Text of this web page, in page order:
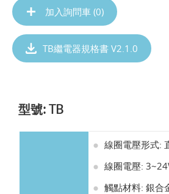
加入詢問車 (0)
TB繼電器規格書 V2.1.0
型號: TB
線圈電壓形式:
線圈電壓:
觸點材料: 銀合